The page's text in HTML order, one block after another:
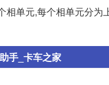
单元,每个相单元分
手_卡车之家